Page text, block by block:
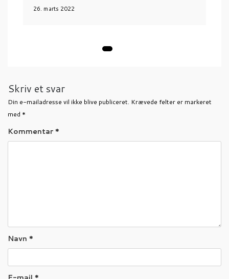
26. marts 2022
Skriv et svar
Din e-mailadresse vil ikke blive publiceret. Krævede felter er markeret
med *
Kommentar *
Navn *